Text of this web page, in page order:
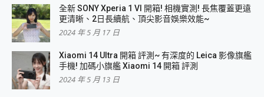
全新 SONY Xperia 1 VI 開箱! 相機實測! 長焦覆蓋更遠
更清晰、2日長續航、頂尖影音娛樂效能~
2024 年 5 月 17 日
Xiaomi 14 Ultra 開箱 評測~ 有深度的 Leica 影像旗艦
手機! 加碼小旗艦 Xiaomi 14 開箱 評測
2024 年 5 月 13 日